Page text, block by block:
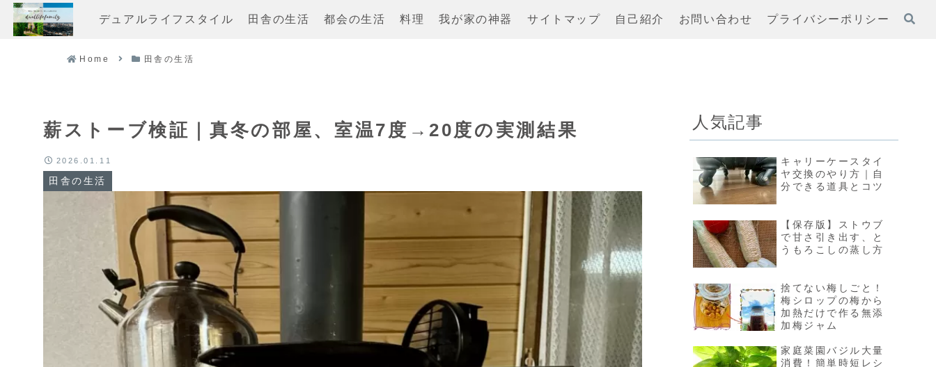
デュアルライフスタイル 田舎の生活 都会の生活 料理 我が家の神器 サイトマップ 自己紹介 お問い合わせ プライバシーポリシー
Home 田舎の生活
薪ストーブ検証｜真冬の部屋、室温7度→20度の実測結果
田舎の生活
2026.01.11
人気記事
キャリーケースタイ
ヤ交換のやり方｜自
分できる道具とコツ
【保存版】ストウブ
で甘さ引き出す、と
うもろこしの蒸し方
捨てない梅しごと！
梅シロップの梅から
加熱だけで作る無添
加梅ジャム
家庭菜園バジル大量
消費！簡単時短レシ